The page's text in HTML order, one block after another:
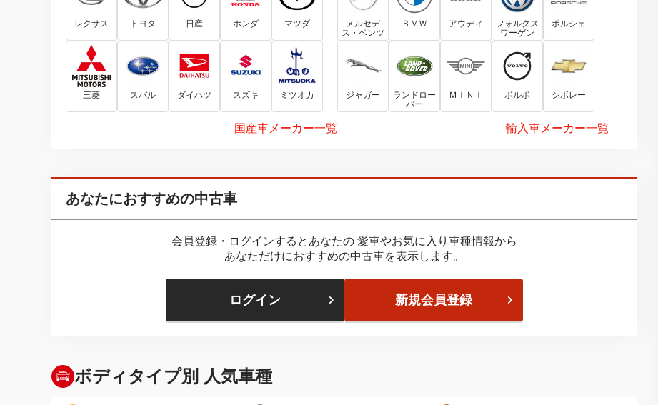
レクサス トヨタ 日産 ホンダ マツダ
三菱 スバル ダイハツ スズキ ミツオカ
国産車メーカー一覧
メルセデ
ス・ベンツ
ＢＭＷ アウディ
フォルクス
ワーゲン
ポルシェ
ジャガー
ランドロー
バー
ＭＩＮＩ ボルボ シボレー
輸入車メーカー一覧
あなたにおすすめの中古車
会員登録・ログインするとあなたの 愛車やお気に入り車種情報から
あなただけにおすすめの中古車を表示します。
ログイン 新規会員登録
ボディタイプ別 人気車種